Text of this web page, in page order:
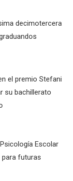
decimotercera
el premio Stefani
su bachillerato
Escolar
para futuras